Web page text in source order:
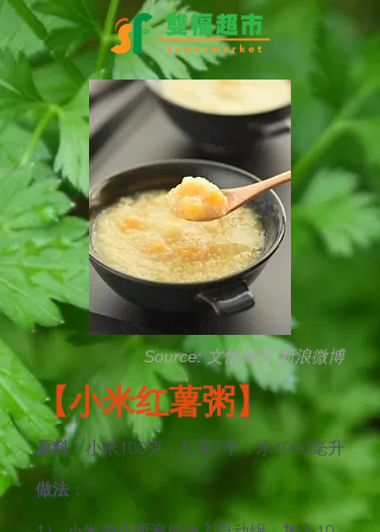
Source: 文怡厨房 新浪微博
【小米红薯粥】
原料：小米100克，红薯1个，水1000毫升
做法 ：